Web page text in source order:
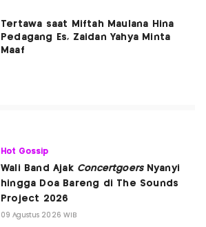
Tertawa saat Miftah Maulana Hina
Pedagang Es, Zaidan Yahya Minta
Maaf
Hot Gossip
Wali Band Ajak ConcertgoersNyanyi
hingga Doa Bareng di The Sounds
Project 2026
09 Agustus 2026 WIB